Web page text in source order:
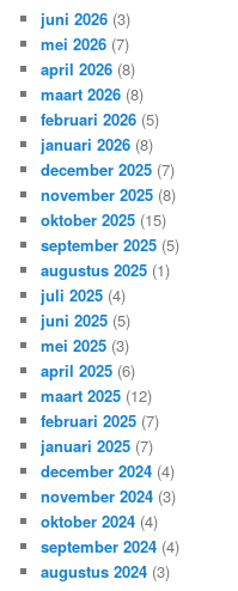
juni 2026 (3)
mei 2026 (7)
april 2026 (8)
maart 2026 (8)
februari 2026 (5)
januari 2026 (8)
december 2025 (7)
november 2025 (8)
oktober 2025 (15)
september 2025 (5)
augustus 2025 (1)
juli 2025 (4)
juni 2025 (5)
mei 2025 (3)
april 2025 (6)
maart 2025 (12)
februari 2025 (7)
januari 2025 (7)
december 2024 (4)
november 2024 (3)
oktober 2024 (4)
september 2024 (4)
augustus 2024 (3)